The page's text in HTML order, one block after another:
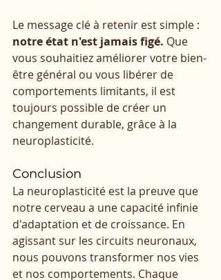
Le message clé à retenir est simple :
notre état n'est jamais figé. Que
vous souhaitiez améliorer votre bien-
être général ou vous libérer de
comportements limitants, il est
toujours possible de créer un
changement durable, grâce à la
neuroplasticité.
Conclusion
La neuroplasticité est la preuve que
notre cerveau a une capacité infinie
d'adaptation et de croissance. En
agissant sur les circuits neuronaux,
nous pouvons transformer nos vies
et nos comportements. Chaque